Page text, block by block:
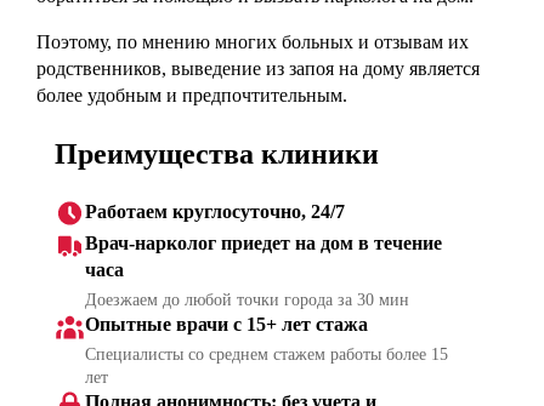
Поэтому, по мнению многих больных и отзывам их
родственников, выведение из запоя на дому является
более удобным и предпочтительным.
Преимущества клиники
Работаем круглосуточно, 24/7
Врач-нарколог приедет на дом в течение
часа
Доезжаем до любой точки города за 30 мин
Опытные врачи с 15+ лет стажа
Специалисты со среднем стажем работы более 15
лет
Полная анонимность: без учета и